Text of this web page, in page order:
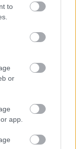
to
or
app.